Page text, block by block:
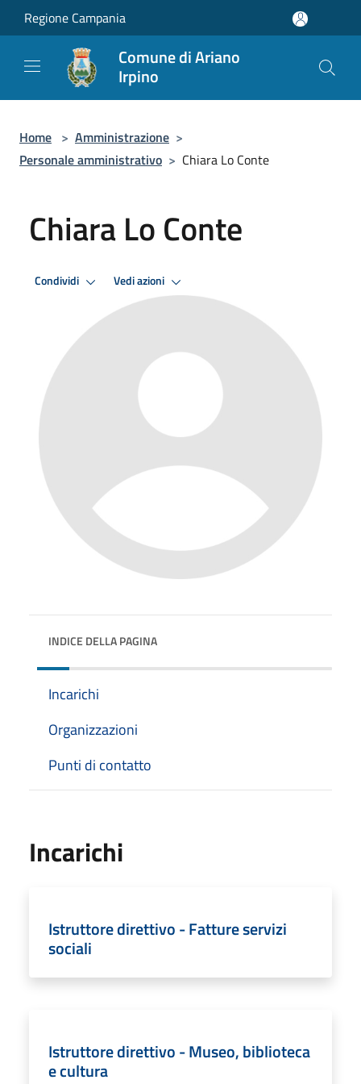
Salta al contenuto principale
Regione Campania
Comune di Ariano
Irpino
Home > Amministrazione >
Personale amministrativo > Chiara Lo Conte
Chiara Lo Conte
Condividi Vedi azioni
INDICE DELLA PAGINA
Incarichi
Organizzazioni
Punti di contatto
Incarichi
Istruttore direttivo - Fatture servizi
sociali
Istruttore direttivo - Museo, biblioteca
e cultura